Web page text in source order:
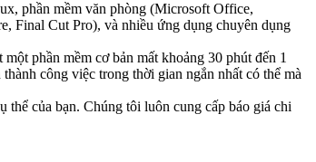
phần mềm văn phòng (Microsoft Office,
Final Cut Pro), và nhiều ứng dụng chuyên dụng
phần mềm cơ bản mất khoảng 30 phút đến 1
công việc trong thời gian ngắn nhất có thể mà
thể của bạn. Chúng tôi luôn cung cấp báo giá chi